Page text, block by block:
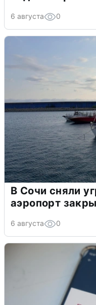
6 августа 0
В Сочи сняли
аэропорт
6 августа 0